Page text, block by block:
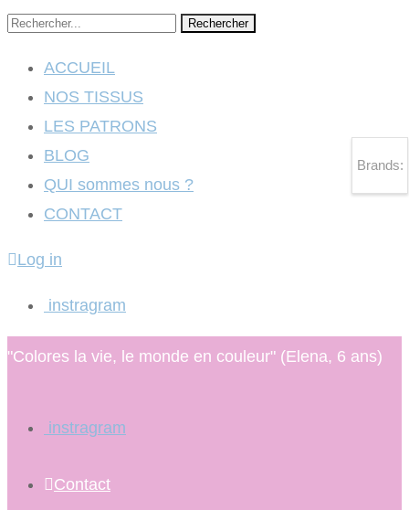
Rechercher
ACCUEIL
NOS TISSUS
LES PATRONS
BLOG
QUI sommes nous ?
CONTACT
Log in
instragram
"Colores la vie, le monde en couleur" (Elena, 6 ans)
instragram
Contact
Brands: